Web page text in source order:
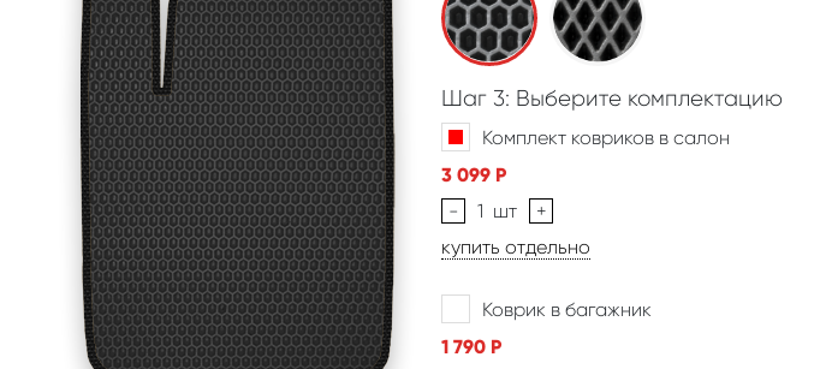
Шаг 3: Выберите комплектацию
Комплект ковриков в салон
3 099 Р
-
1 шт
+
купить отдельно
Коврик в багажник
1 790 Р